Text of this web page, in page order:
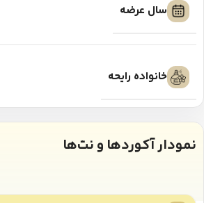
سال عرضه
خانواده رایحه
نمودار آکوردها و نت‌ها